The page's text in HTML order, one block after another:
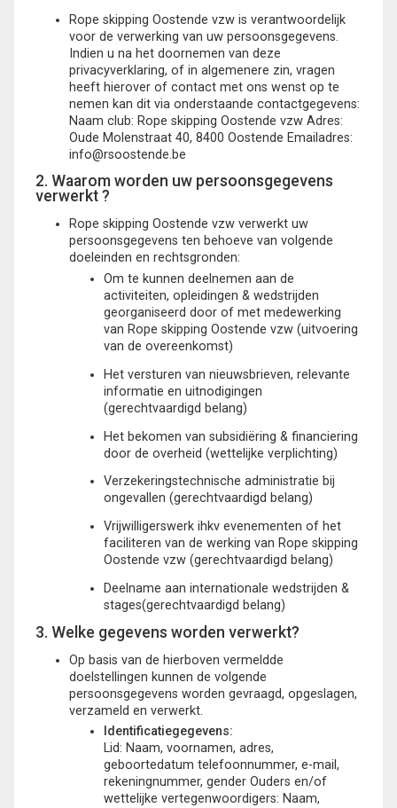
Rope skipping Oostende vzw is verantwoordelijk
voor de verwerking van uw persoonsgegevens.
Indien u na het doornemen van deze
privacyverklaring, of in algemenere zin, vragen
heeft hierover of contact met ons wenst op te
nemen kan dit via onderstaande contactgegevens:
Naam club: Rope skipping Oostende vzw Adres:
Oude Molenstraat 40, 8400 Oostende Emailadres:
info@rsoostende.be
2. Waarom worden uw persoonsgegevens
verwerkt ?
Rope skipping Oostende vzw verwerkt uw
persoonsgegevens ten behoeve van volgende
doeleinden en rechtsgronden:
Om te kunnen deelnemen aan de
activiteiten, opleidingen & wedstrijden
georganiseerd door of met medewerking
van Rope skipping Oostende vzw (uitvoering
van de overeenkomst)
Het versturen van nieuwsbrieven, relevante
informatie en uitnodigingen
(gerechtvaardigd belang)
Het bekomen van subsidiëring & financiering
door de overheid (wettelijke verplichting)
Verzekeringstechnische administratie bij
ongevallen (gerechtvaardigd belang)
Vrijwilligerswerk ihkv evenementen of het
faciliteren van de werking van Rope skipping
Oostende vzw (gerechtvaardigd belang)
Deelname aan internationale wedstrijden &
stages(gerechtvaardigd belang)
3. Welke gegevens worden verwerkt?
Op basis van de hierboven vermeldde
doelstellingen kunnen de volgende
persoonsgegevens worden gevraagd, opgeslagen,
verzameld en verwerkt.
Identificatiegegevens:
Lid: Naam, voornamen, adres,
geboortedatum telefoonnummer, e-mail,
rekeningnummer, gender Ouders en/of
wettelijke vertegenwoordigers: Naam,